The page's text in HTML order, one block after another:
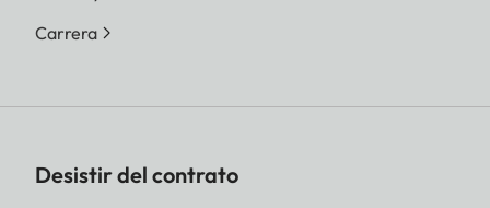
Carrera
Desistir del contrato